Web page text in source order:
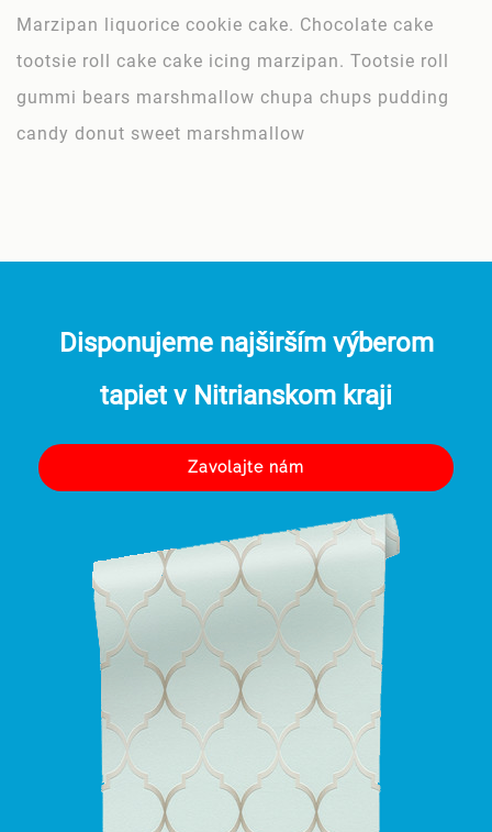
Marzipan liquorice cookie cake. Chocolate cake
tootsie roll cake cake icing marzipan. Tootsie roll
gummi bears marshmallow chupa chups pudding
candy donut sweet marshmallow
Disponujeme najširším výberom
tapiet v Nitrianskom kraji
Zavolajte nám